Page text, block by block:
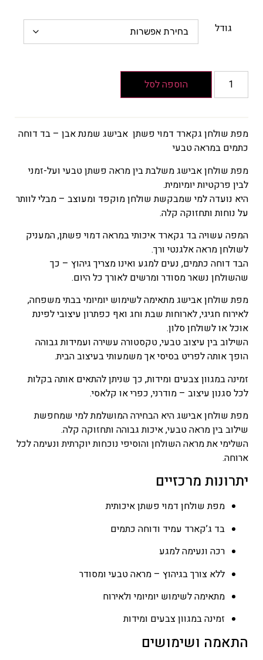
₪468
טווח
מחירים:
המחיר
הנוכחי
הוא
₪168
–
טווח
מחירים:
עד
גודל
הוספה לסל
מפת שולחן גקארד דמוי פשתן אבישג שמנת אבן – בד דוחה
כתמים במראה טבעי
מפת שולחן אבישג משלבת בין מראה פשתן טבעי ועל-זמני
לבין פרקטיות יומיומית.
היא נועדה למי שמבקשת שולחן מוקפד ומעוצב – מבלי לוותר
על נוחות ותחזוקה קלה.
המפה עשויה בד גקארד איכותי במראה דמוי פשתן, המעניק
לשולחן מראה אלגנטי ורך.
הבד דוחה כתמים, נעים למגע ואינו מצריך גיהוץ – כך
שהשולחן נשאר מסודר ומרשים לאורך כל היום.
מפת שולחן אבישג מתאימה לשימוש יומיומי בבתי משפחה,
לאירוח חגיגי, לארוחות שבת וחג ואף כפתרון עיצובי לפינת
אוכל או לשולחן סלון.
השילוב בין עיצוב טבעי, טקסטורה עשירה ועמידות גבוהה
הופך אותה לפריט בסיסי אך משמעותי בעיצוב הבית.
זמינה במגוון צבעים ומידות, כך שניתן להתאים אותה בקלות
לכל סגנון עיצוב – מודרני, כפרי או קלאסי.
מפת שולחן אבישג היא הבחירה המושלמת למי שמחפשת
שילוב בין מראה טבעי, איכות גבוהה ותחזוקה קלה.
השלימי את מראה השולחן והוסיפי נוכחות יוקרתית ונעימה לכל
ארוחה.
יתרונות מרכזיים
מפת שולחן דמוי פשתן איכותית
בד ג’קארד עמיד ודוחה כתמים
רכה ונעימה למגע
ללא צורך בגיהוץ – מראה טבעי ומסודר
מתאימה לשימוש יומיומי ולאירוח
זמינה במגוון צבעים ומידות
התאמה ושימושים